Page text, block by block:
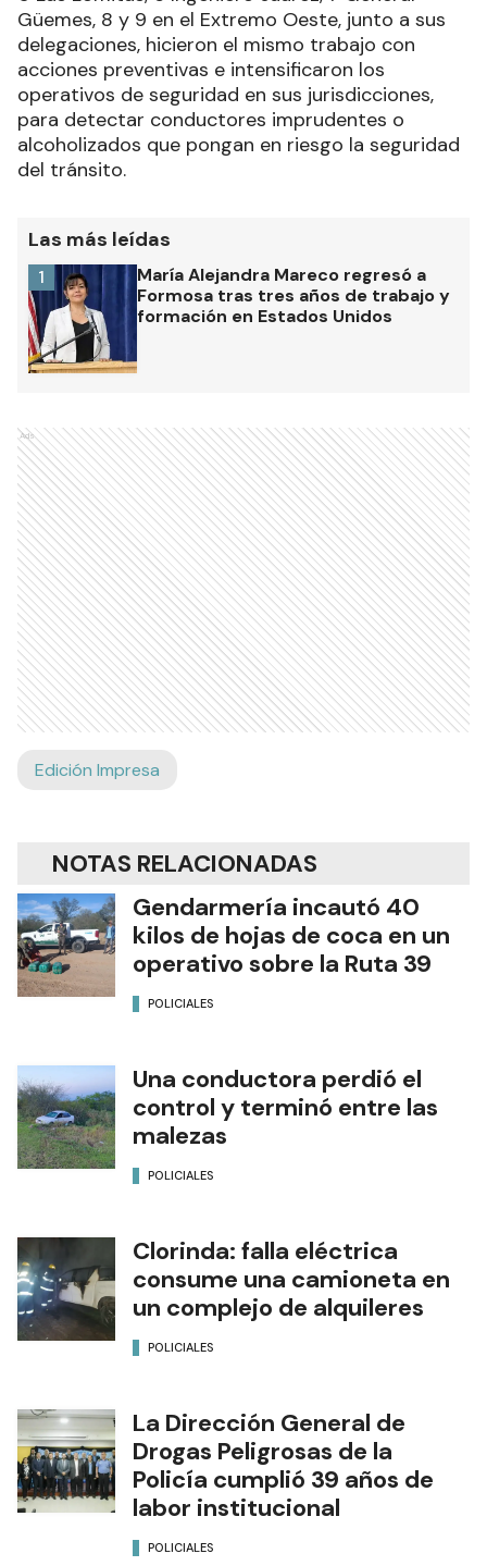
Güemes, 8 y 9 en el Extremo Oeste, junto a sus
delegaciones, hicieron el mismo trabajo con
acciones preventivas e intensificaron los
operativos de seguridad en sus jurisdicciones,
para detectar conductores imprudentes o
alcoholizados que pongan en riesgo la seguridad
del tránsito.
Las más leídas
María Alejandra Mareco regresó a
Formosa tras tres años de trabajo y
formación en Estados Unidos
1
Ads
Edición Impresa
NOTAS RELACIONADAS
Gendarmería incautó 40
kilos de hojas de coca en un
operativo sobre la Ruta 39
POLICIALES
Una conductora perdió el
control y terminó entre las
malezas
POLICIALES
Clorinda: falla eléctrica
consume una camioneta en
un complejo de alquileres
POLICIALES
La Dirección General de
Drogas Peligrosas de la
Policía cumplió 39 años de
labor institucional
POLICIALES